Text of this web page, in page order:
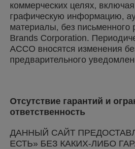
коммерческих целях,
графическую информацию,
материалы, без письменного
Brands Corporation.
ACCO вносятся изменения
предварительного
Отсутствие гарантий и
ответственность
ДАННЫЙ САЙТ
ЕСТЬ» БЕЗ КАКИХ-ЛИБО